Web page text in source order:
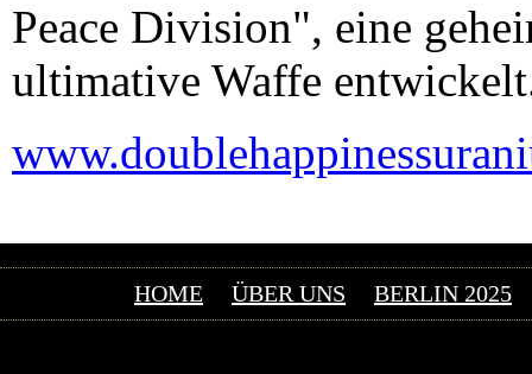
Peace Division", eine
ultimative Waffe
HOME ÜBER UNS BERLIN 2025